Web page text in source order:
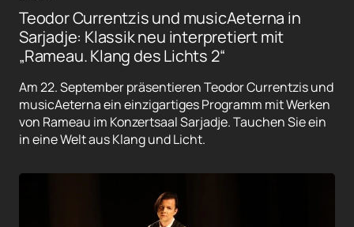
Teodor Currentzis und musicAeterna in
Sarjadje: Klassik neu interpretiert mit
„Rameau. Klang des Lichts 2“
Am 22. September präsentieren Teodor Currentzis und
musicAeterna ein einzigartiges Programm mit Werken
von Rameau im Konzertsaal Sarjadje. Tauchen Sie ein
in eine Welt aus Klang und Licht.